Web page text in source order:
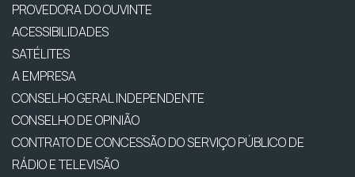
PROVEDORA DO OUVINTE
ACESSIBILIDADES
SATÉLITES
A EMPRESA
CONSELHO GERAL INDEPENDENTE
CONSELHO DE OPINIÃO
CONTRATO DE CONCESSÃO DO SERVIÇO PÚBLICO DE
RÁDIO E TELEVISÃO